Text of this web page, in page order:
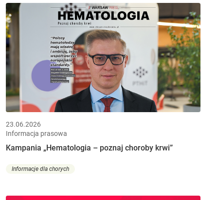
23.06.2026
Informacja prasowa
Kampania „Hematologia – poznaj choroby krwi”
Informacje dla chorych